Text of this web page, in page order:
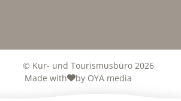
© Kur- und Tourismusbüro 2026
Made with
by OYA media